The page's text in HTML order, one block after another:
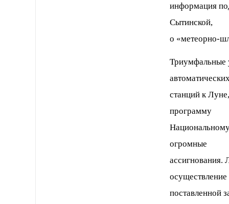
информация
Сытинской,
о «метеорно-
Триумфальные
станций к
программу
огромные
осуществление
поставленной